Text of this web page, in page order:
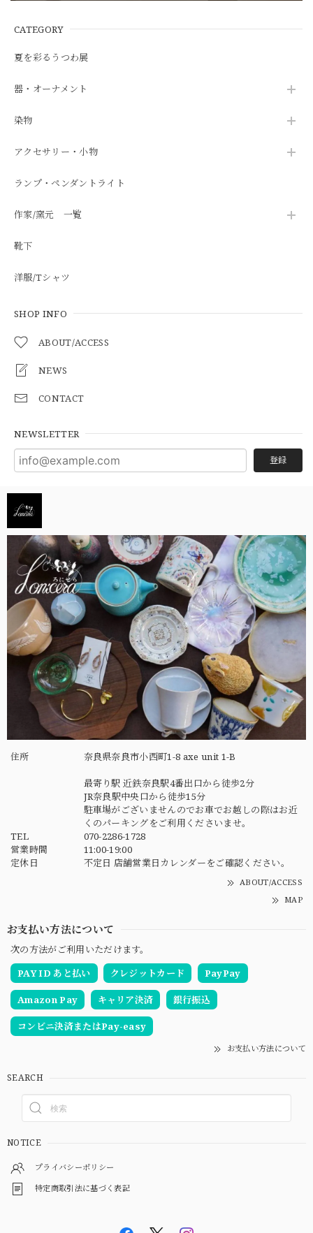
CATEGORY
夏を彩るうつわ展
器・オーナメント
染物
アクセサリー・小物
ランプ・ペンダントライト
作家/窯元 一覧
靴下
洋服/Tシャツ
SHOP INFO
ABOUT/ACCESS
NEWS
CONTACT
NEWSLETTER
登録
住所 奈良県奈良市小西町1-8 axe unit 1-B
最寄り駅 近鉄奈良駅4番出口から徒歩2分
JR奈良駅中央口から徒歩15分
駐車場がございませんのでお車でお越しの際はお近
くのパーキングをご利用くださいませ。
TEL
070-2286-1728
営業時間
11:00-19:00
定休日
不定日 店舗営業日カレンダーをご確認ください。
ABOUT/ACCESS
MAP
お支払い方法について
次の方法がご利用いただけます。
PAY ID あと払い
クレジットカード PayPay
Amazon Pay キャリア決済 銀行振込
コンビニ決済またはPay-easy
お支払い方法について
SEARCH
NOTICE
プライバシーポリシー
特定商取引法に基づく表記